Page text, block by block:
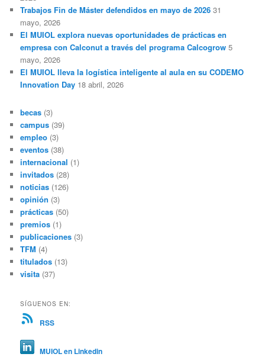
Trabajos Fin de Máster defendidos en mayo de 2026 31
mayo, 2026
El MUIOL explora nuevas oportunidades de prácticas en
empresa con Calconut a través del programa Calcogrow 5
mayo, 2026
El MUIOL lleva la logística inteligente al aula en su CODEMO
Innovation Day 18 abril, 2026
becas (3)
campus (39)
empleo (3)
eventos (38)
internacional (1)
invitados (28)
noticias (126)
opinión (3)
prácticas (50)
premios (1)
publicaciones (3)
TFM (4)
titulados (13)
visita (37)
SÍGUENOS EN:
RSS
MUIOL en Linkedin